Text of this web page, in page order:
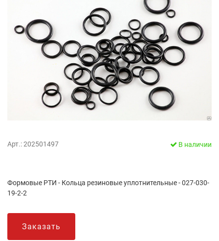
Арт.: 202501497 В наличии
Формовые РТИ - Кольца резиновые уплотнительные - 027-030-
19-2-2
Заказать